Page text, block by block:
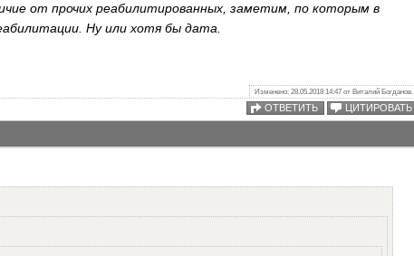
от прочих реабилитированных, заметим, по которым в
Ну или хотя бы дата.
Изменено: 28.05.2018 14:47 от Виталий Богданов.
ОТВЕТИТЬ ЦИТИРОВАТЬ